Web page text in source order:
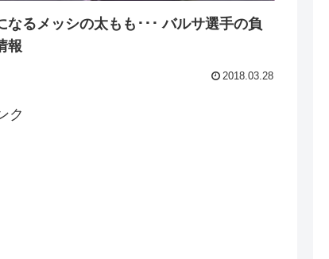
なるメッシの太もも･･･ バルサ選手の負
報
2018.03.28
ク